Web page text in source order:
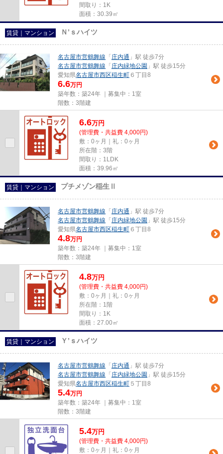
間取り：1K
面積：30.39㎡
賃貸｜マンション Ｎ’ｓハイツ
名古屋市営鶴舞線 「 庄内通 」駅 徒歩7分
名古屋市営鶴舞線 「 庄内緑地公園 」駅 徒歩15分
愛知県名古屋市西区稲生町 ６丁目8
6.6万円
築年数：築24年 ｜募集中： 1室
階数：3階建
6.6万円
(管理費・共益費 4,000円)
敷：0ヶ月｜礼：0ヶ月
所在階：3階
間取り：1LDK
面積：39.96㎡
賃貸｜マンション プチメゾン稲生Ⅱ
名古屋市営鶴舞線 「 庄内通 」駅 徒歩7分
名古屋市営鶴舞線 「 庄内緑地公園 」駅 徒歩15分
愛知県名古屋市西区稲生町 ６丁目8
4.8万円
築年数：築24年 ｜募集中： 1室
階数：3階建
4.8万円
(管理費・共益費 4,000円)
敷：0ヶ月｜礼：0ヶ月
所在階：1階
間取り：1K
面積：27.00㎡
賃貸｜マンション Ｙ’ｓハイツ
名古屋市営鶴舞線 「 庄内通 」駅 徒歩7分
名古屋市営鶴舞線 「 庄内緑地公園 」駅 徒歩15分
愛知県名古屋市西区稲生町 ５丁目8
5.4万円
築年数：築24年 ｜募集中： 1室
階数：3階建
5.4万円
(管理費・共益費 4,000円)
敷：0ヶ月｜礼：0ヶ月